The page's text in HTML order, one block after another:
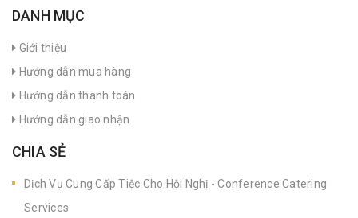
DANH MỤC
Giới thiệu
Hướng dẫn mua hàng
Hướng dẫn thanh toán
Hướng dẫn giao nhận
CHIA SẺ
Dịch Vụ Cung Cấp Tiệc Cho Hội Nghị - Conference Catering
Services